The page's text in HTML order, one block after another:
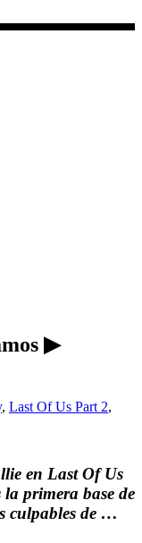
▶
, Last Of Us Part 2,
en Last Of Us
primera base de
culpables de …